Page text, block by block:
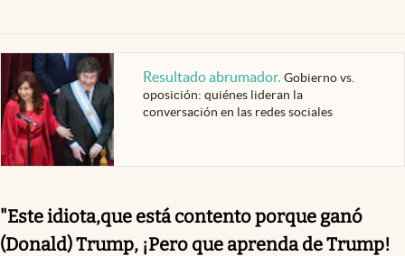
Resultado abrumador. Gobierno vs.
oposición: quiénes lideran la
conversación en las redes sociales
"Este idiota,que está contento porque ganó
(Donald) Trump, ¡Pero que aprenda de Trump!